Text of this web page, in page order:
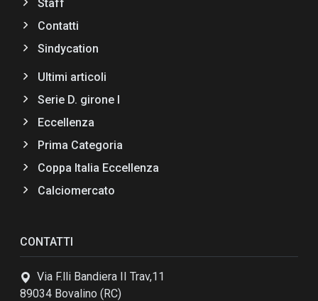
Staff
Contatti
Sindycation
Ultimi articoli
Serie D. girone I
Eccellenza
Prima Categoria
Coppa Italia Eccellenza
Calciomercato
CONTATTI
Via F.lli Bandiera II Trav,11
89034 Bovalino (RC)